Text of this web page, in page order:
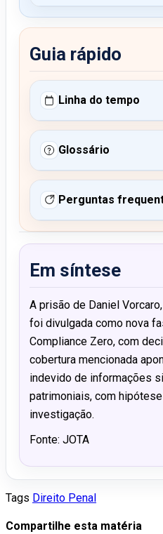
Guia rápido
Linha do tempo
Glossário
Perguntas
Em síntese
A prisão de Daniel
foi divulgada como nova
Compliance Zero, com
cobertura mencionada
indevido de informações
patrimoniais, com
investigação.
Fonte: JOTA
Tags Direito Penal
Compartilhe esta matéria